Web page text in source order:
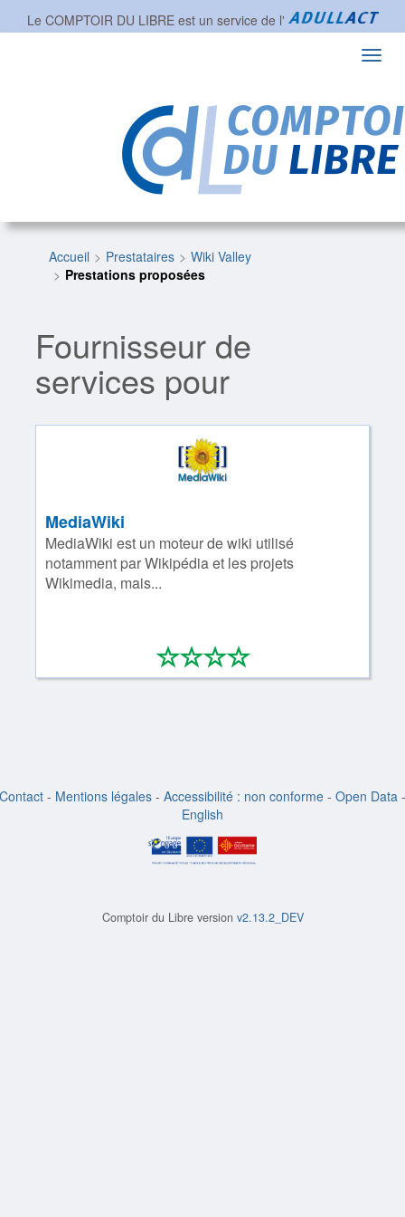
Le COMPTOIR DU LIBRE est un service de l'
Accueil Prestataires
Wiki Valley
Prestations proposées
Fournisseur de
services pour
MediaWiki
MediaWiki est un moteur de wiki utilisé
notamment par Wikipédia et les projets
Wikimedia, mais...
****
0/4
Contact - Mentions légales - Accessibilité : non conforme - Open Data -
English
Comptoir du Libre version v2.13.2_DEV